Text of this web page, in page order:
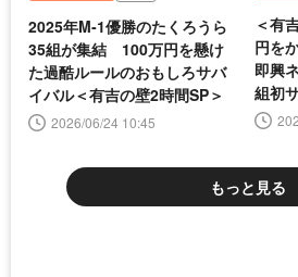
2025年M‐1優勝のたくろうら
35組が集結 100万円を懸け
た過酷ルールのおもしろサバ
イバル＜有吉の壁2時間SP＞
2026/06/24 10:45
＜有
円を
即興
組初
催
もっと見る